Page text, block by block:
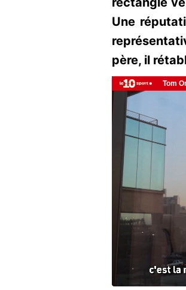
Une
père, il